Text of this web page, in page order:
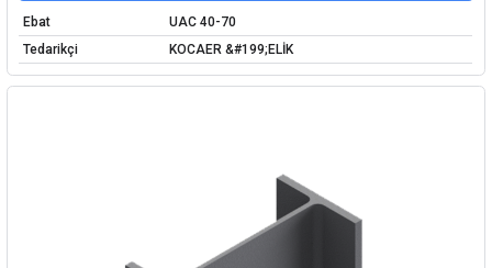
Ebat
UAC 40-70
Tedarikçi
KOCAER &#199;ELİK